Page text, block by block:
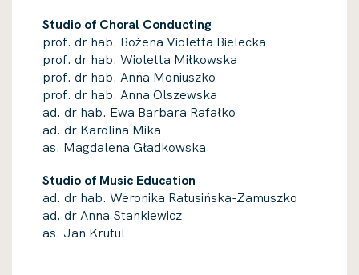
Studio of Choral Conducting
prof. dr hab. Bożena Violetta Bielecka
prof. dr hab. Wioletta Miłkowska
prof. dr hab. Anna Moniuszko
prof. dr hab. Anna Olszewska
ad. dr hab. Ewa Barbara Rafałko
ad. dr Karolina Mika
as. Magdalena Gładkowska
Studio of Music Education
ad. dr hab. Weronika Ratusińska-Zamuszko
ad. dr Anna Stankiewicz
as. Jan Krutul